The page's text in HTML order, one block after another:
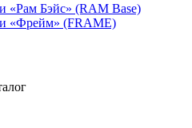
«Рам Бэйс» (RAM Base)
«Фрейм» (FRAME)